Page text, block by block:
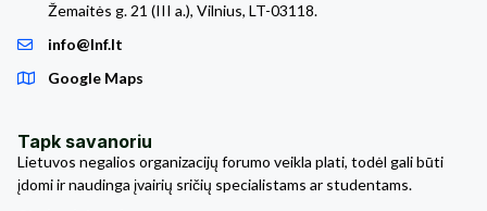
Žemaitės g. 21 (III a.), Vilnius, LT-03118.
info@lnf.lt
Google Maps
Tapk savanoriu
Lietuvos negalios organizacijų forumo veikla plati, todėl gali būti
įdomi ir naudinga įvairių sričių specialistams ar studentams.